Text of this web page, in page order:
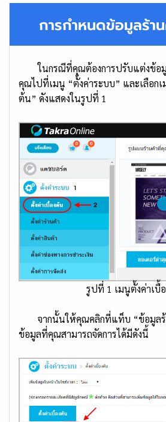
การกำหนดข้อมูลร้า
ในกรณีที่คุณต้องการปรับแต่งข้อมู
คุณไปที่เมนู “ตั้งค่าระบบ” และเลือกเ
ต้น” ดังแสดงในรูปที่ 1
รูปที่ 1 เมนูตั้งค่าเบื้
จากนั้นให้คุณคลิกที่แท็บ “ข้อมูลร้
ข้อมูลที่คุณสามารถจัดการได้มีดังนี้